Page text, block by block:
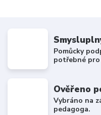
Pomůcky
potřebné
Ověřeno
Vybráno na
pedagoga.